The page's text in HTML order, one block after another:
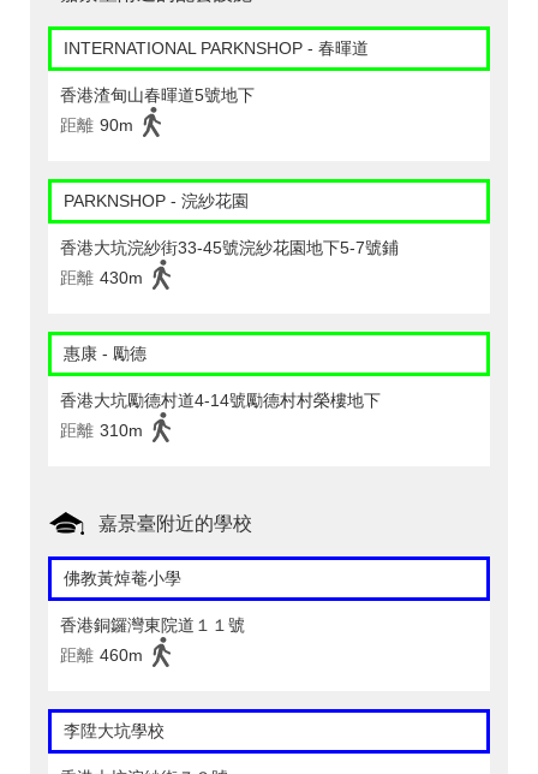
INTERNATIONAL PARKNSHOP - 春暉道
香港渣甸山春暉道5號地下
距離 90m
PARKNSHOP - 浣紗花園
香港大坑浣紗街33-45號浣紗花園地下5-7號鋪
距離 430m
惠康 - 勵德
香港大坑勵德村道4-14號勵德村村榮樓地下
距離 310m
嘉景臺附近的學校
佛教黃焯菴小學
香港銅鑼灣東院道１１號
距離 460m
李陞大坑學校